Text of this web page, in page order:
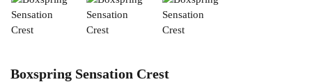
Boxspring Sensation Crest